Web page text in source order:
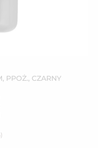
PPOŻ., CZARNY